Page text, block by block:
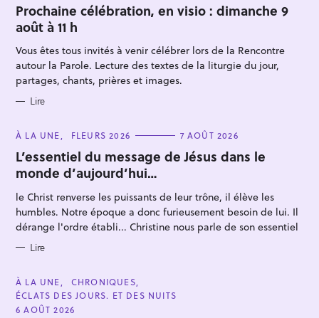
T
E
G
O
R
I
E
S
Prochaine célébration, en visio : dimanche 9
août à 11 h
Vous êtes tous invités à venir célébrer lors de la Rencontre
autour la Parole. Lecture des textes de la liturgie du jour,
partages, chants, prières et images.
Lire
C
T
E
G
O
R
I
E
S
À LA UNE FLEURS 2026 7 AOÛT 2026
L’essentiel du message de Jésus dans le
monde d’aujourd’hui…
le Christ renverse les puissants de leur trône, il élève les
humbles. Notre époque a donc furieusement besoin de lui. Il
dérange l'ordre établi... Christine nous parle de son essentiel
Lire
C
A
T
E
À LA UNE
CHRONIQUES
ÉCLATS DES JOURS. ET DES NUITS
6 AOÛT 2026